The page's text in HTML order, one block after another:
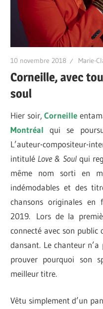
10 novembre 2018 Marie-
Corneille, avec
soul
Hier soir,Corneille
Montréal qui se
L’auteur-compositeur-
intitulé Love & Soul qui
même nom sorti en
indémodables et des
chansons originales
2019. Lors de la
connecté avec son
dansant. Le chanteur
prouver pourquoi son
meilleur titre.
Vêtu simplement d’un